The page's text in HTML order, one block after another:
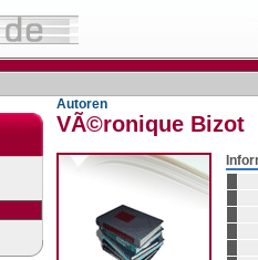
Autoren
VÃ©ronique Bizot